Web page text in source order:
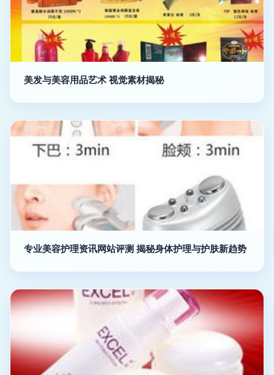
美发与美容用品艺术 视觉素材揭秘
专业美容护理资讯网站评测 揭秘身体护理与护肤新趋势